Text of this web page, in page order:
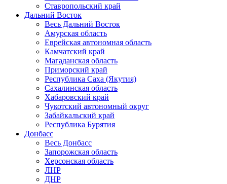
Ставропольский край
Дальний Восток
Весь Дальний Восток
Амурская область
Еврейская автономная область
Камчатский край
Магаданская область
Приморский край
Республика Саха (Якутия)
Сахалинская область
Хабаровский край
Чукотский автономный округ
Забайкальский край
Республика Бурятия
Донбасс
Весь Донбасс
Запорожская область
Херсонская область
ЛНР
ДНР